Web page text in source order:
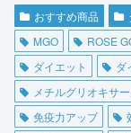
おすすめ商品
MGO
ROSE
ダイエット
ダ
メチルグリオキサ
免疫力アップ